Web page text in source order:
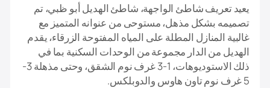
يعيد تعريف شاطئ الواجهة، شاطئ الهديل أبو ظبي، تم
تصميمه بشكل مذهل، مستوحى من عنوانه المتميز مع
غالبية المنازل المطلة على المياه المفتوحة الزرقاء، يقدم
الهديل من الدار مجموعة من الوحدات السكنية بما في
ذلك الاستوديوهات، 1-3 غرف نوم الشقق، وحتى مذهلة 3-
5 غرف نوم تاون هاوس والدوبلكس.